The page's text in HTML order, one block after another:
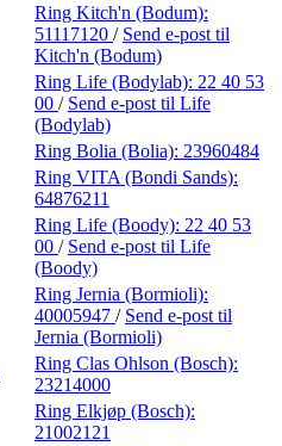
Ring Kitch'n (Bodum):
51117120 / Send e-post til
Kitch'n (Bodum)
Ring Life (Bodylab): 22 40 53
00 / Send e-post til Life
(Bodylab)
Ring Bolia (Bolia): 23960484
Ring VITA (Bondi Sands):
64876211
Ring Life (Boody): 22 40 53
00 / Send e-post til Life
(Boody)
Ring Jernia (Bormioli):
40005947 / Send e-post til
Jernia (Bormioli)
Ring Clas Ohlson (Bosch):
23214000
Ring Elkjøp (Bosch):
21002121